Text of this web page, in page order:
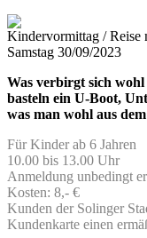
Kindervormittag / Reise
Samstag 30/09/2023
Was verbirgt sich
basteln ein U-Boot,
was man wohl aus
Für Kinder ab 6 Jahren
10.00 bis 13.00 Uhr
Anmeldung unbedingt
Kosten: 8,- €
Kunden der Solinger
Kundenkarte einen